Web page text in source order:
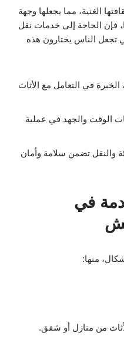
الغنية، مما يجعلها وجهة
فإن الحاجة إلى خدمات نقل
تجعل الناس يختارون هذه
في التعامل مع الأثاث
الوقت والجهد في عملية
والنقل تضمن سلامة وأمان
في
منها:
من منازل أو شقق.